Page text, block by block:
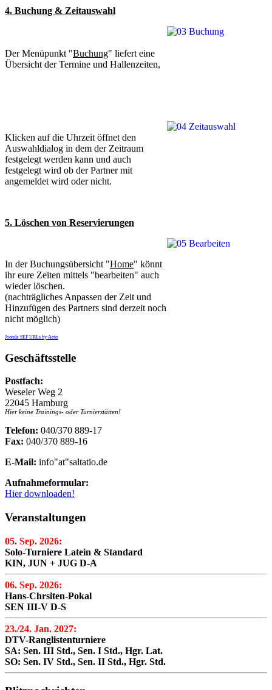
4. Buchung & Zeitauswahl
Der Menüpunkt "Buchung" liefert eine
Übersicht der Termine und Hallenzeiten,
Klicken auf die Uhrzeit öffnet den
Auswahldialog in dem der Zeitraum
festgelegt werden kann und auch
festgelegt wird ob der Partner mit
angemeldet wird oder nicht.
5. Löschen von Reservierungen
In der Buchungsübersicht "Home" könnt
ihr eure Zeiten mittels "bearbeiten" auch
wieder löschen.
(nachträgliches Anpassen der Zeit und
Hinzufügen des Partners sind derzeit noch
nicht möglich)
Joomla SEF URLs by Artio
Geschäftsstelle
Postfach:
Weseler Weg 2
22045 Hamburg
Hier keine Trainings- oder Turnierstätten!
Telefon: 040/370 889-17
Fax: 040/370 889-16
E-Mail: info"at"saltatio.de
Aufnahmeformular:
Hier downloaden!
Veranstaltungen
05. Sep. 2026:
Solo-Turniere Latein & Standard
KIN, JUN + JUG D-A
06. Sep. 2026:
Hans-Chrsiten-Pokal
SEN III-V D-S
23./24. Jan. 2027:
DTV-Ranglistenturniere
SA: Sen. III Std., Sen. I Std., Hgr. Lat.
SO: Sen. IV Std., Sen. II Std., Hgr. Std.